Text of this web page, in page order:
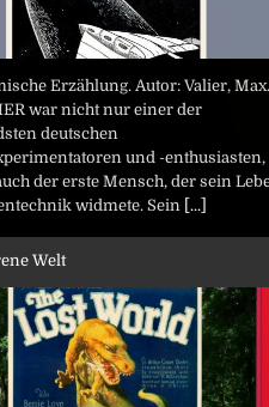
Erzählung. Autor: Valier, Max.
war nicht nur einer der
deutschen
und -enthusiasten,
der erste Mensch, der sein
widmete. Sein [...]
Welt